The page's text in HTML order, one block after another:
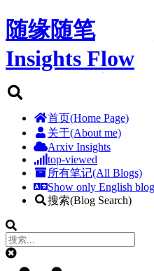
随缘随笔
Insights Flow
首页(Home Page)
关于(About me)
Arxiv Insights
top-viewed
所有笔记(All Blogs)
Show only English
搜索(Blog Search)